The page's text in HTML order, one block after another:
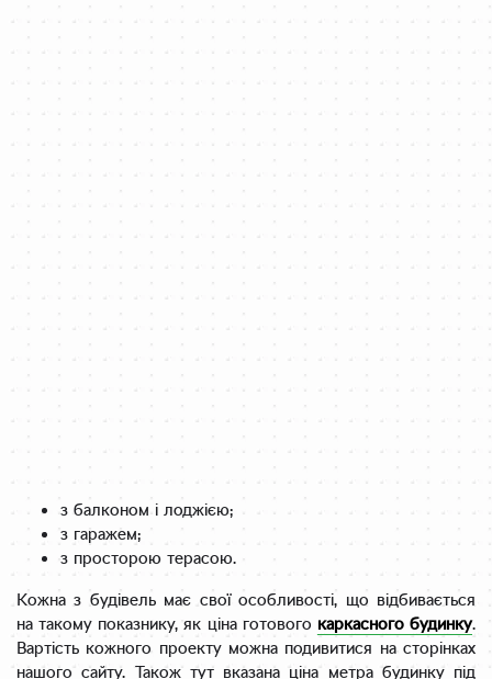
з балконом і лоджією;
з гаражем;
з просторою терасою.
Кожна з будівель має свої особливості, що відбивається
на такому показнику, як ціна готового каркасного будинку.
Вартість кожного проекту можна подивитися на сторінках
нашого сайту. Також тут вказана ціна метра будинку під